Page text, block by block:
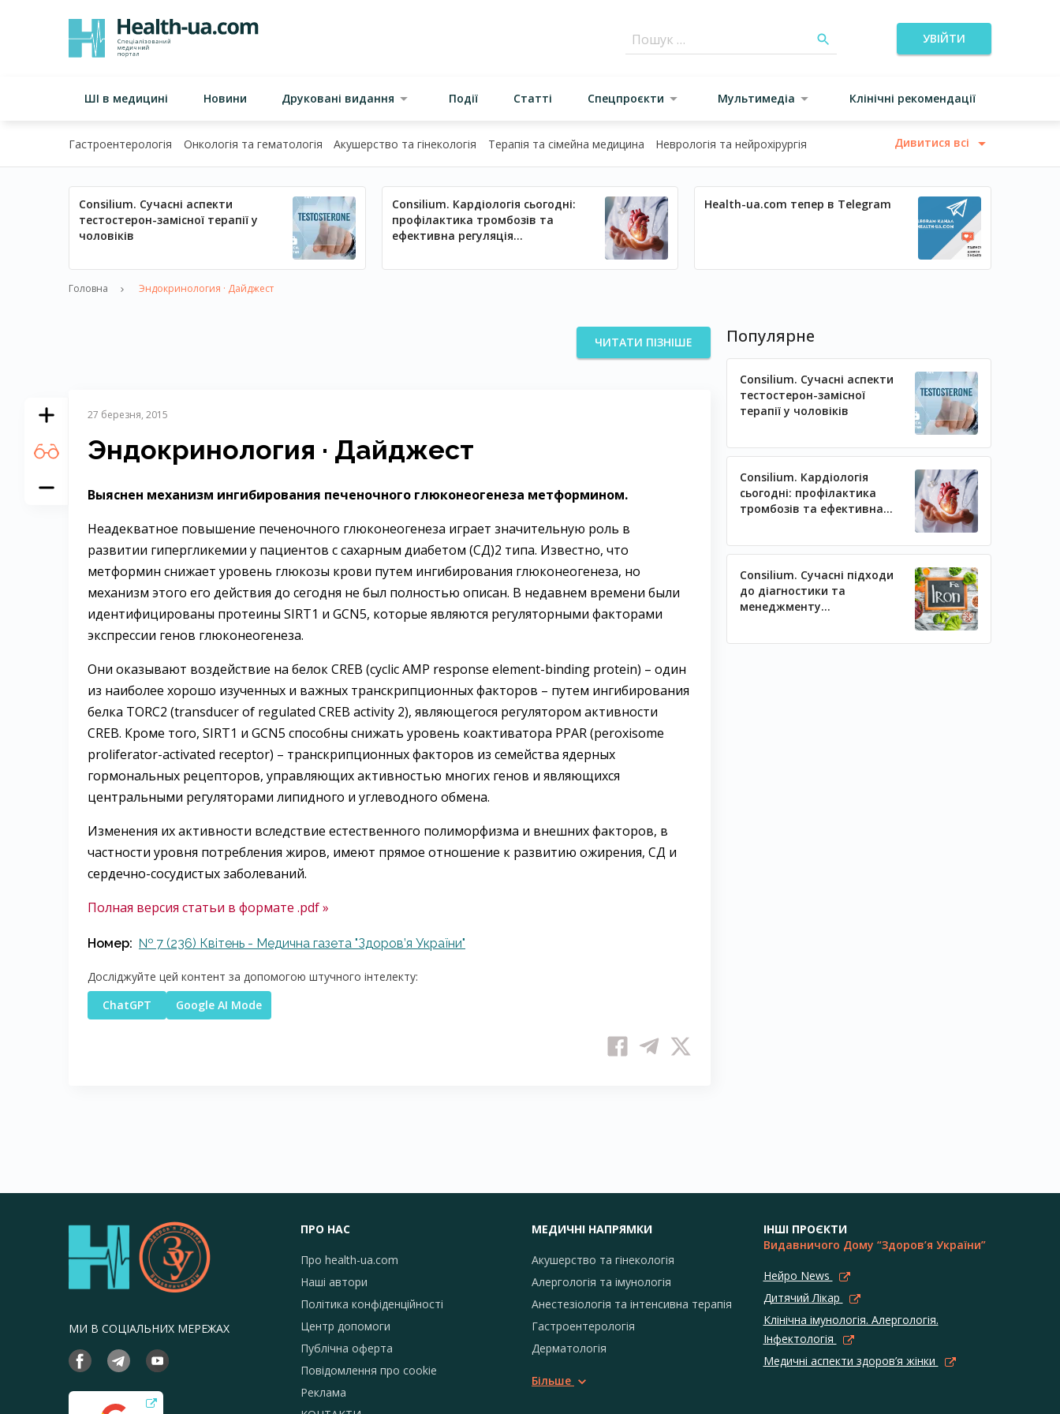
УВІЙТИ
ШІ в медицині Новини Друковані видання Події Статті Спецпроєкти Мультимедіа Клінічні рекомендації
Гастроентерологія Онкологія та гематологія Акушерство та гінекологія Терапія та сімейна медицина Неврологія та нейрохірургія Дивитися всі
Consilium. Сучасні аспекти
тестостерон-замісної терапії у
чоловіків
Consilium. Кардіологія сьогодні:
профілактика тромбозів та
ефективна регуляція
Health-ua.com тепер в Telegram
Головна Эндокринология · Дайджест
ЧИТАТИ ПІЗНІШЕ
27 березня, 2015
Эндокринология · Дайджест
Выяснен механизм ингибирования печеночного глюконеогенеза метформином.
Неадекватное повышение печеночного глюконеогенеза играет значительную роль в
развитии гипергликемии у пациентов с сахарным диабетом (СД)2 типа. Известно, что
метформин снижает уровень глюкозы крови путем ингибирования глюконеогенеза, но
механизм этого его действия до сегодня не был полностью описан. В недавнем времени были
идентифицированы протеины SIRT1 и GCN5, которые являются регуляторными факторами
экспрессии генов глюконеогенеза.
Они оказывают воздействие на белок CREB (cyclic АMP response element-binding protein) – один
из наиболее хорошо изученных и важных транскрипционных факторов – путем ингибирования
белка TORC2 (trаnsducer of regulаted CREB аctivity 2), являющегося регулятором активности
CREB. Кроме того, SIRT1 и GCN5 способны снижать уровень коактиватора PPАR (peroxisome
proliferаtor-аctivаted receptor) – транскрипционных факторов из семейства ядерных
гормональных рецепторов, управляющих активностью многих генов и являющихся
центральными регуляторами липидного и углеводного обмена.
Изменения их активности вследствие естественного полиморфизма и внешних факторов, в
частности уровня потребления жиров, имеют прямое отношение к развитию ожирения, СД и
сердечно-сосудистых заболеваний.
Полная версия статьи в формате .pdf »
Номер: № 7 (236) Квітень - Медична газета "Здоров’я України"
Досліджуйте цей контент за допомогою штучного інтелекту:
ChatGPT
Google AI Mode
Популярне
Consilium. Сучасні аспекти
тестостерон-замісної
терапії у чоловіків
Consilium. Кардіологія
сьогодні: профілактика
тромбозів та ефективна
Consilium. Сучасні підходи
до діагностики та
менеджменту
МИ В СОЦІАЛЬНИХ МЕРЕЖАХ
ПРО НАС
Про health-ua.com
Наші автори
Політика конфіденційності
Центр допомоги
Публічна оферта
Повідомлення про сookie
Реклама
МЕДИЧНІ НАПРЯМКИ
Акушерство та гінекологія
Алергологія та імунологія
Анестезіологія та інтенсивна терапія
Гастроентерологія
Дерматологія
Більше
ІНШІ ПРОЄКТИ
Видавничого Дому “Здоров’я України”
Нейро News
Дитячий Лікар
Клінічна імунологія. Алергологія.
Інфектологія
Медичні аспекти здоров’я жінки